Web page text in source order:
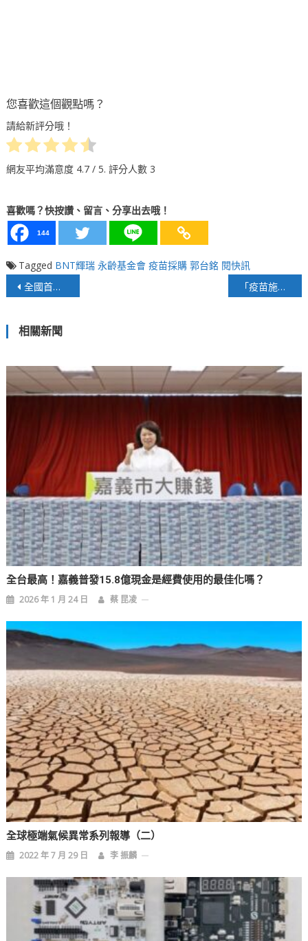
您喜歡這個觀點嗎？
請給新評分哦！
網友平均滿意度 4.7/ 5. 評分人數 3
喜歡嗎？快按讚、留言、分享出去哦！
144
Tagged BNT輝瑞 永齡基金會 疫苗採購 郭台銘 閱快訊
文
導
覽
全國首創「教育紓困金」！ 中山大學應屆畢業生年底前可向學校申請2萬元 「疫苗施打站」成為「奪命終結站」
相關新聞
全台最高！嘉義普發15.8億現金是經費使用的最佳化嗎？
2026 年 1 月 24 日 蔡 昆凌
全球極端氣候異常系列報導（二）
2022 年 7 月 29 日 李 振麟